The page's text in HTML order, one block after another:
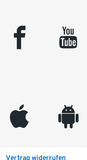
facebook youtube
appleinc android
Vertrag widerrufen